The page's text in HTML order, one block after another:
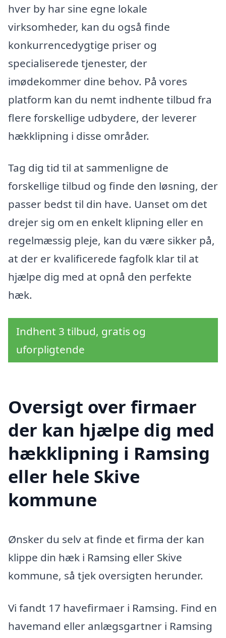
hver by har sine egne lokale
virksomheder, kan du også finde
konkurrencedygtige priser og
specialiserede tjenester, der
imødekommer dine behov. På vores
platform kan du nemt indhente tilbud fra
flere forskellige udbydere, der leverer
hækklipning i disse områder.
Tag dig tid til at sammenligne de
forskellige tilbud og finde den løsning, der
passer bedst til din have. Uanset om det
drejer sig om en enkelt klipning eller en
regelmæssig pleje, kan du være sikker på,
at der er kvalificerede fagfolk klar til at
hjælpe dig med at opnå den perfekte
hæk.
Indhent 3 tilbud, gratis og
uforpligtende
Oversigt over firmaer
der kan hjælpe dig med
hækklipning i Ramsing
eller hele Skive
kommune
Ønsker du selv at finde et firma der kan
klippe din hæk i Ramsing eller Skive
kommune, så tjek oversigten herunder.
Vi fandt 17 havefirmaer i Ramsing. Find en
havemand eller anlægsgartner i Ramsing